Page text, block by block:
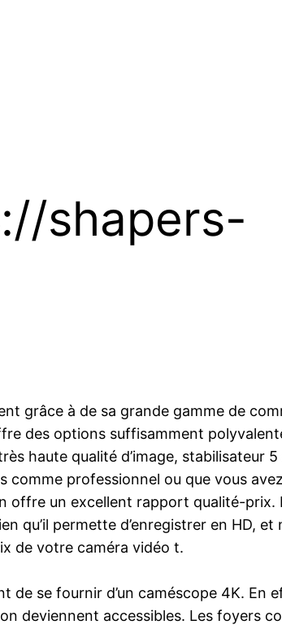
shapers-
grâce à de sa grande gamme de
des options suffisamment
haute qualité d’image, stabilisateur
comme professionnel ou que vous
un excellent rapport qualité-prix.
qu’il permette d’enregistrer en HD,
de votre caméra vidéo t.
de se fournir d’un caméscope 4K. En
deviennent accessibles. Les foyers